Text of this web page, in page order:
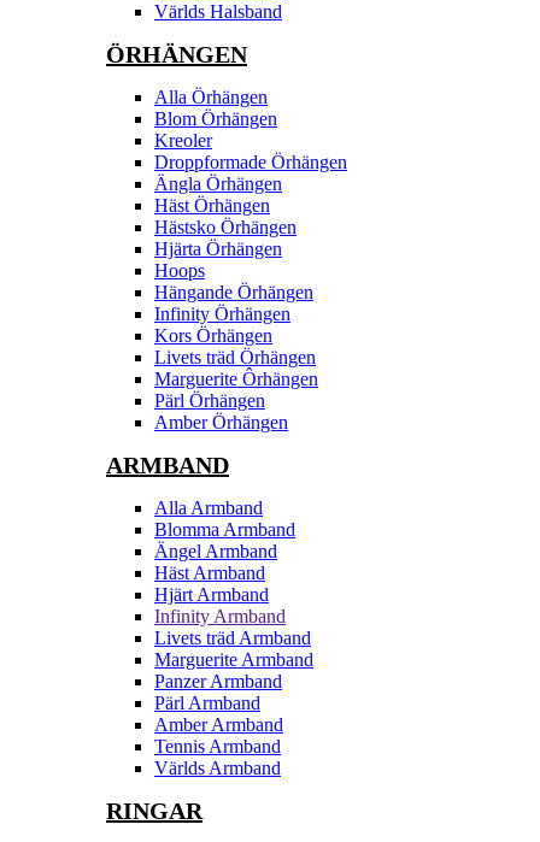
Världs Halsband
ÖRHÄNGEN
Alla Örhängen
Blom Örhängen
Kreoler
Droppformade Örhängen
Ängla Örhängen
Häst Örhängen
Hästsko Örhängen
Hjärta Örhängen
Hoops
Hängande Örhängen
Infinity Örhängen
Kors Örhängen
Livets träd Örhängen
Marguerite Ôrhängen
Pärl Örhängen
Amber Örhängen
ARMBAND
Alla Armband
Blomma Armband
Ängel Armband
Häst Armband
Hjärt Armband
Infinity Armband
Livets träd Armband
Marguerite Armband
Panzer Armband
Pärl Armband
Amber Armband
Tennis Armband
Världs Armband
RINGAR